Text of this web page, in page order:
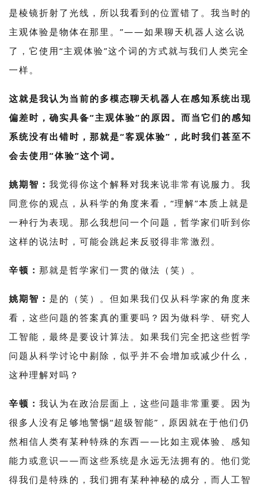
是棱镜折射了光线，所以我看到的位置错了。我当时的
主观体验是物体在那里。”——如果聊天机器人这么说
了，它使用“主观体验”这个词的方式就与我们人类完全
一样。
这就是我认为当前的多模态聊天机器人在感知系统出现
偏差时，确实具备“主观体验”的原因。而当它们的感知
系统没有出错时，那就是“客观体验”，此时我们甚至不
会去使用“体验”这个词。
姚期智： 我觉得你这个解释对我来说非常有说服力。我
同意你的观点，从科学的角度来看，“理解”本质上就是
一种行为表现。那么我想问一个问题，哲学家们听到你
这样的说法时，可能会跳起来反驳得非常激烈。
辛顿： 那就是哲学家们一贯的做法（笑）。
姚期智： 是的（笑）。但如果我们仅从科学家的角度来
看，这些问题的答案真的重要吗？因为做科学、研究人
工智能，最终是要设计算法。如果我们完全把这些哲学
问题从科学讨论中剔除，似乎并不会增加或减少什么，
这种理解对吗？
辛顿： 我认为在政治层面上，这些问题非常重要 。 因为
很多人没有足够地警惕“超级智能”，原因就在于他们仍
然相信人类有某种特殊的东西——比如主观体验、感知
能力或意识——而这些系统是永远无法拥有的。 他们觉
得我们是特殊的，我们拥有某种神秘的成分，而人工智